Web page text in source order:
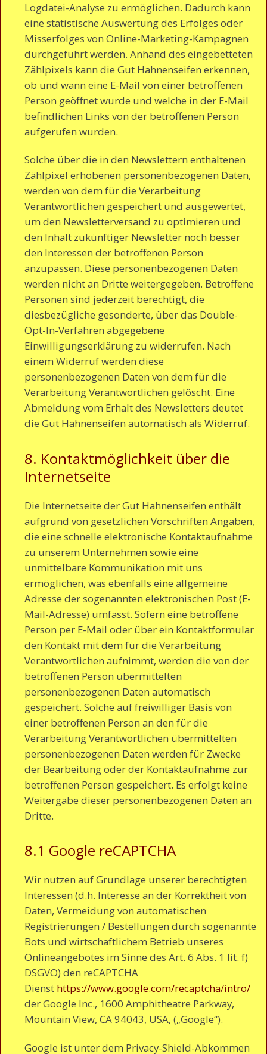
Logdatei-Analyse zu ermöglichen. Dadurch kann
eine statistische Auswertung des Erfolges oder
Misserfolges von Online-Marketing-Kampagnen
durchgeführt werden. Anhand des eingebetteten
Zählpixels kann die Gut Hahnenseifen erkennen,
ob und wann eine E-Mail von einer betroffenen
Person geöffnet wurde und welche in der E-Mail
befindlichen Links von der betroffenen Person
aufgerufen wurden.
Solche über die in den Newslettern enthaltenen
Zählpixel erhobenen personenbezogenen Daten,
werden von dem für die Verarbeitung
Verantwortlichen gespeichert und ausgewertet,
um den Newsletterversand zu optimieren und
den Inhalt zukünftiger Newsletter noch besser
den Interessen der betroffenen Person
anzupassen. Diese personenbezogenen Daten
werden nicht an Dritte weitergegeben. Betroffene
Personen sind jederzeit berechtigt, die
diesbezügliche gesonderte, über das Double-
Opt-In-Verfahren abgegebene
Einwilligungserklärung zu widerrufen. Nach
einem Widerruf werden diese
personenbezogenen Daten von dem für die
Verarbeitung Verantwortlichen gelöscht. Eine
Abmeldung vom Erhalt des Newsletters deutet
die Gut Hahnenseifen automatisch als Widerruf.
8. Kontaktmöglichkeit über die
Internetseite
Die Internetseite der Gut Hahnenseifen enthält
aufgrund von gesetzlichen Vorschriften Angaben,
die eine schnelle elektronische Kontaktaufnahme
zu unserem Unternehmen sowie eine
unmittelbare Kommunikation mit uns
ermöglichen, was ebenfalls eine allgemeine
Adresse der sogenannten elektronischen Post (E-
Mail-Adresse) umfasst. Sofern eine betroffene
Person per E-Mail oder über ein Kontaktformular
den Kontakt mit dem für die Verarbeitung
Verantwortlichen aufnimmt, werden die von der
betroffenen Person übermittelten
personenbezogenen Daten automatisch
gespeichert. Solche auf freiwilliger Basis von
einer betroffenen Person an den für die
Verarbeitung Verantwortlichen übermittelten
personenbezogenen Daten werden für Zwecke
der Bearbeitung oder der Kontaktaufnahme zur
betroffenen Person gespeichert. Es erfolgt keine
Weitergabe dieser personenbezogenen Daten an
Dritte.
8.1 Google reCAPTCHA
Wir nutzen auf Grundlage unserer berechtigten
Interessen (d.h. Interesse an der Korrektheit von
Daten, Vermeidung von automatischen
Registrierungen / Bestellungen durch sogenannte
Bots und wirtschaftlichem Betrieb unseres
Onlineangebotes im Sinne des Art. 6 Abs. 1 lit. f)
DSGVO) den reCAPTCHA
Dienst https://www.google.com/recaptcha/intro/
der Google Inc., 1600 Amphitheatre Parkway,
Mountain View, CA 94043, USA, („Google“).
Google ist unter dem Privacy-Shield-Abkommen